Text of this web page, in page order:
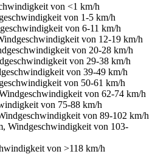
von <1 km/h
von 1-5 km/h
von 6-11 km/h
von 12-19 km/h
von 20-28 km/h
von 29-38 km/h
von 39-49 km/h
von 50-61 km/h
von 62-74 km/h
von 75-88 km/h
von 89-102 km/h
Windgeschwindigkeit von 103-
von >118 km/h